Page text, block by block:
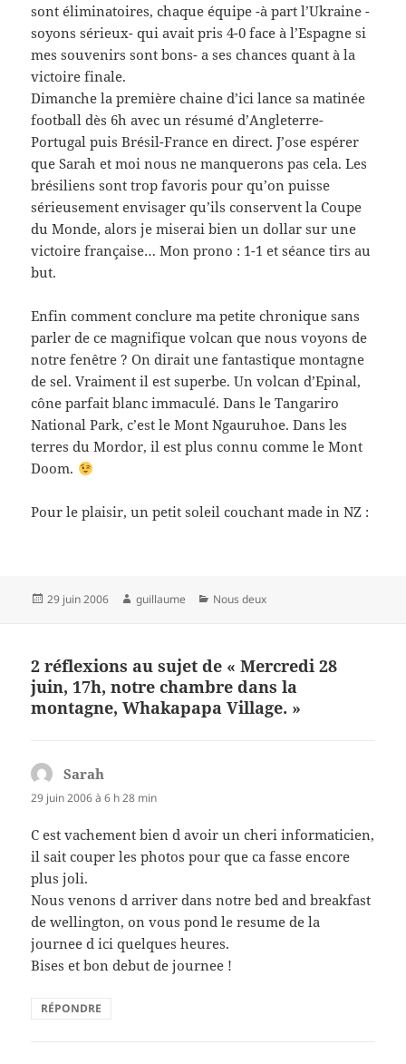
sont éliminatoires, chaque équipe -à part l’Ukraine -
soyons sérieux- qui avait pris 4-0 face à l’Espagne si
mes souvenirs sont bons- a ses chances quant à la
victoire finale.
Dimanche la première chaine d’ici lance sa matinée
football dès 6h avec un résumé d’Angleterre-
Portugal puis Brésil-France en direct. J’ose espérer
que Sarah et moi nous ne manquerons pas cela. Les
brésiliens sont trop favoris pour qu’on puisse
sérieusement envisager qu’ils conservent la Coupe
du Monde, alors je miserai bien un dollar sur une
victoire française… Mon prono : 1-1 et séance tirs au
but.
Enfin comment conclure ma petite chronique sans
parler de ce magnifique volcan que nous voyons de
notre fenêtre ? On dirait une fantastique montagne
de sel. Vraiment il est superbe. Un volcan d’Epinal,
cône parfait blanc immaculé. Dans le Tangariro
National Park, c’est le Mont Ngauruhoe. Dans les
terres du Mordor, il est plus connu comme le Mont
Doom.
Pour le plaisir, un petit soleil couchant made in NZ :
Publié
29 juin 2006 Auteur
guillaume Catégories
Nous deux
2 réflexions au sujet de « Mercredi 28
juin, 17h, notre chambre dans la
montagne, Whakapapa Village. »
Sarah
29 juin 2006 à 6 h 28 min
C est vachement bien d avoir un cheri informaticien,
il sait couper les photos pour que ca fasse encore
plus joli.
Nous venons d arriver dans notre bed and breakfast
de wellington, on vous pond le resume de la
journee d ici quelques heures.
Bises et bon debut de journee !
RÉPONDRE